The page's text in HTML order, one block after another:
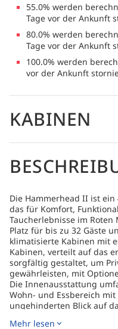
55.0% werden
Tage vor der Ankunft
80.0% werden
Tage vor der Ankunft
100.0% werden
vor der Ankunft
KABINEN
Die Hammerhead II ist
das für Komfort,
Taucherlebnisse im
Platz für bis zu 32 Gäste
klimatisierte Kabinen mit
Kabinen, verteilt auf das
sorgfältig gestaltet, um
gewährleisten, mit
Die Innenausstattung
Wohn- und Essbereich
ungehinderten Blick auf
Wasser blicken, was ihre
Mehr lesen